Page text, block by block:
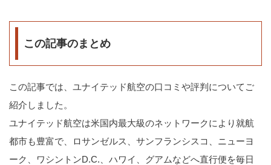
この記事のまとめ
この記事では、ユナイテッド航空の口コミや評判についてご
紹介しました。
ユナイテッド航空は米国内最大級のネットワークにより就航
都市も豊富で、ロサンゼルス、サンフランシスコ、ニューヨ
ーク、ワシントンD.C.、ハワイ、グアムなどへ直行便を毎日